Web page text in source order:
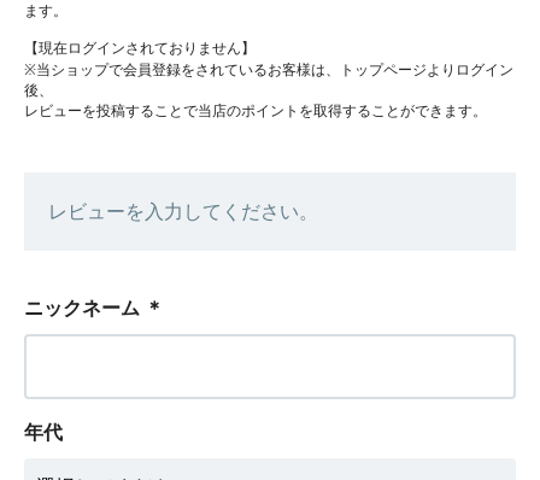
ます。
【現在ログインされておりません】
※当ショップで会員登録をされているお客様は、トップページよりログイン
後、
レビューを投稿することで当店のポイントを取得することができます。
レビューを入力してください。
ニックネーム ＊
年代